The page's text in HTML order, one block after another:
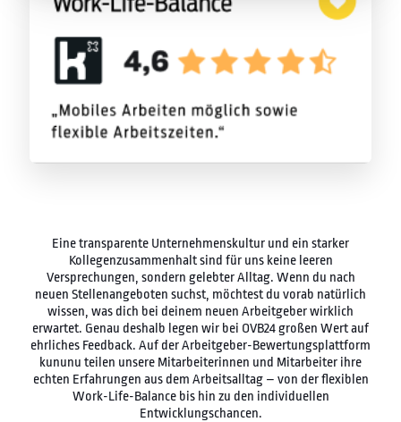
Eine transparente Unternehmenskultur und ein starker
Kollegenzusammenhalt sind für uns keine leeren
Versprechungen, sondern gelebter Alltag. Wenn du nach
neuen Stellenangeboten suchst, möchtest du vorab natürlich
wissen, was dich bei deinem neuen Arbeitgeber wirklich
erwartet. Genau deshalb legen wir bei OVB24 großen Wert auf
ehrliches Feedback. Auf der Arbeitgeber-Bewertungsplattform
kununu teilen unsere Mitarbeiterinnen und Mitarbeiter ihre
echten Erfahrungen aus dem Arbeitsalltag – von der flexiblen
Work-Life-Balance bis hin zu den individuellen
Entwicklungschancen.